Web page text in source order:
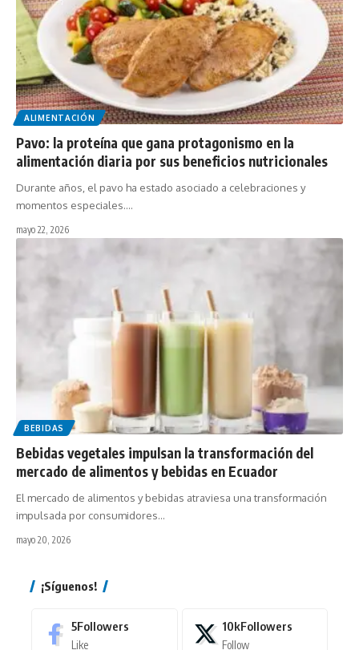
ALIMENTACIÓN
Pavo: la proteína que gana protagonismo en la
alimentación diaria por sus beneficios nutricionales
Durante años, el pavo ha estado asociado a celebraciones y
momentos especiales.…
mayo 22, 2026
BEBIDAS
Bebidas vegetales impulsan la transformación del
mercado de alimentos y bebidas en Ecuador
El mercado de alimentos y bebidas atraviesa una transformación
impulsada por consumidores…
mayo 20, 2026
¡Síguenos!
5Followers
Like
10kFollowers
Follow